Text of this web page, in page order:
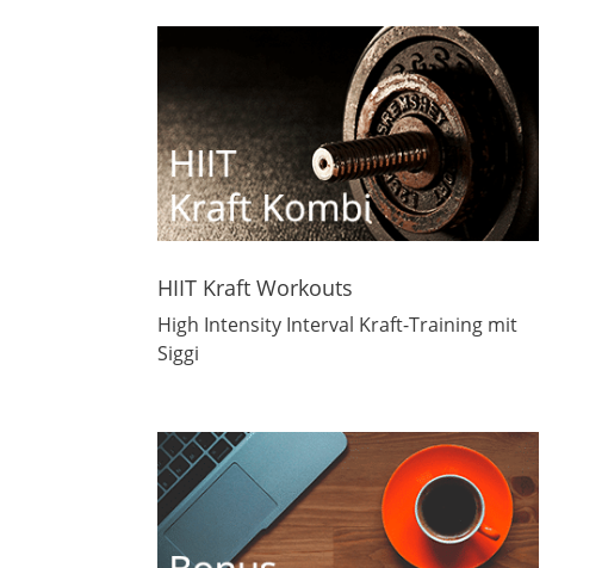
HIIT Kraft Workouts
High Intensity Interval Kraft-Training mit
Siggi